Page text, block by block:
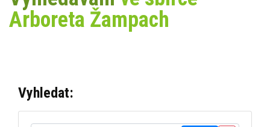
Arboreta Žampach
Vyhledat: